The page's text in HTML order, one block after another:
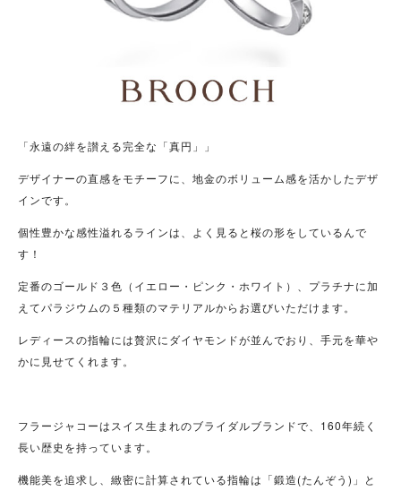
「永遠の絆を讃える完全な「真円」」
デザイナーの直感をモチーフに、地金のボリューム感を活かしたデザ
インです。
個性豊かな感性溢れるラインは、よく見ると桜の形をしているんで
す！
定番のゴールド３色（イエロー・ピンク・ホワイト）、プラチナに加
えてパラジウムの５種類のマテリアルからお選びいただけます。
レディースの指輪には贅沢にダイヤモンドが並んでおり、手元を華や
かに見せてくれます。
フラージャコーはスイス生まれのブライダルブランドで、160年続く
長い歴史を持っています。
機能美を追求し、緻密に計算されている指輪は「鍛造(たんぞう)」と